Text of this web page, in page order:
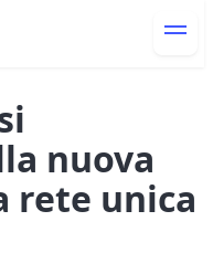
nuova
rete unica